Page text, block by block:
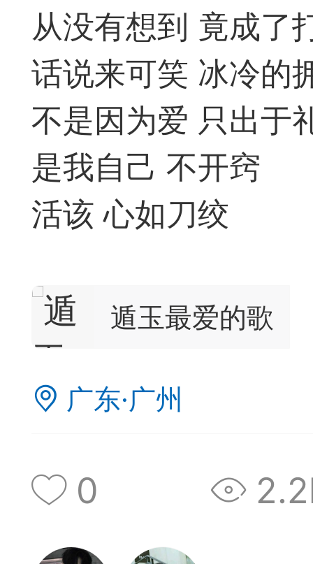
界
从没有想到 竟成了
话说来可笑 冰冷的
不是因为爱 只出于
是我自己 不开窍
活该 心如刀绞
遁玉最爱的歌
广东·广州
0